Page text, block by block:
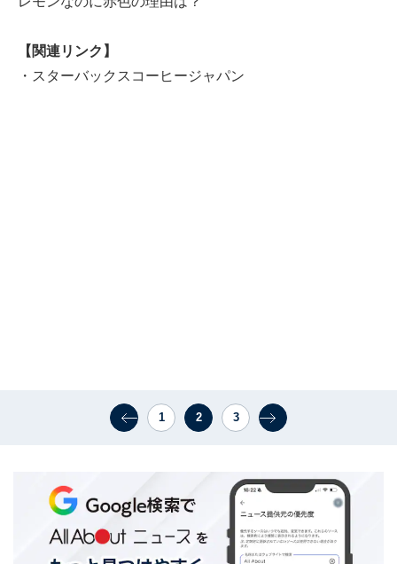
【関連リンク】
・ スターバックスコーヒージャパン
1 2 3